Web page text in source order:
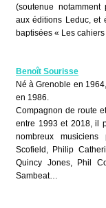
(soutenue
aux éditions Leduc, et
baptisées « Les
Benoît Sourisse
Né à Grenoble en
en 1986.
Compagnon de route
entre 1993 et 2018, il
nombreux
Scofield, Philip
Quincy Jones, Phil
Sambeat…